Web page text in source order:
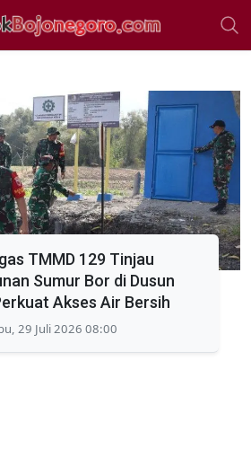
TMMD 129 Tinjau
Sumur Bor di Dusun
Akses Air Bersih
29 Juli 2026 08:00